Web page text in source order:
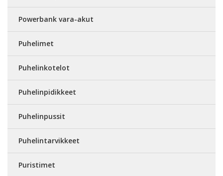
Powerbank vara-akut
Puhelimet
Puhelinkotelot
Puhelinpidikkeet
Puhelinpussit
Puhelintarvikkeet
Puristimet